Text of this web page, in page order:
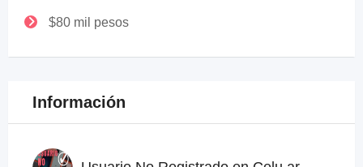
$80 mil pesos
Información